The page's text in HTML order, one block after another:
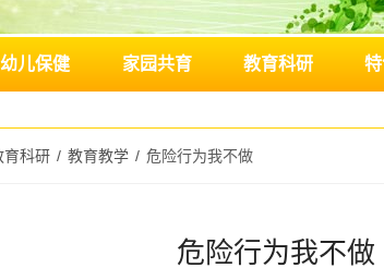
幼儿保健 家园共育 教育科研
育科研 / 教育教学 / 危险行为我不做
危险行为我不做